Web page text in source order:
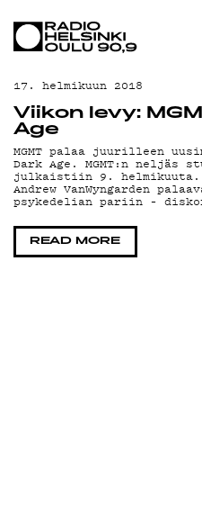
OHJELMAT
TEKIJÄT
ON-DEMAND
PODCAST
MAINOSTA
17. helmikuun 2018
Viikon levy:
Age
MGMT palaa juurilleen
Dark Age. MGMT:n neljäs
julkaistiin 9. helmikuuta.
Andrew VanWyngarden
psykedelian pariin –
READ MORE